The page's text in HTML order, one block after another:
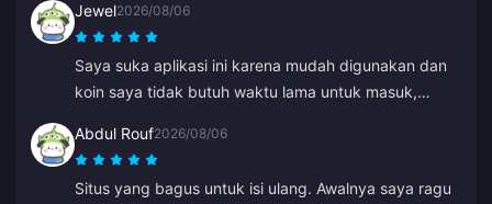
Jewel2026/08/06
Saya suka aplikasi ini karena mudah digunakan dan
koin saya tidak butuh waktu lama untuk masuk,
aplikasi ini!
Abdul Rouf2026/08/06
Situs yang bagus untuk isi ulang. Awalnya saya ragu